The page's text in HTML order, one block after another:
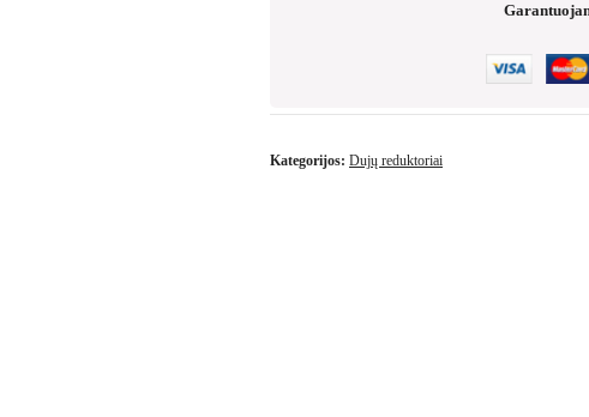
Kategorijos: Dujų reduktoriai